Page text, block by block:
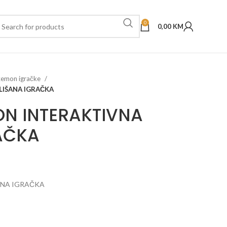
0 0,00 KM
igračke
IGRAČKA
INTERAKTIVNA
IGRAČKA